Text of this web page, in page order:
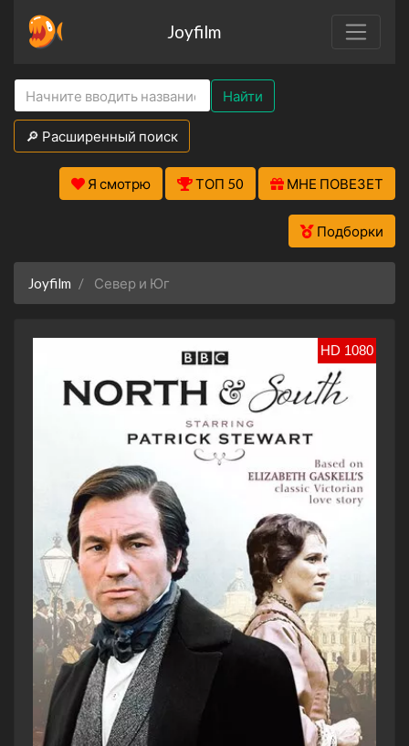
Joyfilm
Найти
🔎 Расширенный поиск
Я смотрю ТОП 50 МНЕ ПОВЕЗЕТ
Подборки
Joyfilm Север и Юг
HD 1080